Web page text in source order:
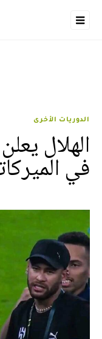
الدوريات الأخرى
الهلال
في